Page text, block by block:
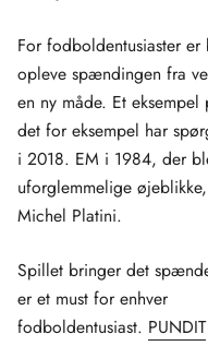
For fodboldentusiaster
opleve spændingen fra
en ny måde. Et
det for eksempel har
i 2018. EM i 1984, der
uforglemmelige
Michel Platini.
Spillet bringer det
er et must for enhver
fodboldentusiast. PUNDIT